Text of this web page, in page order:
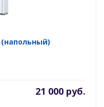
21 000 руб.